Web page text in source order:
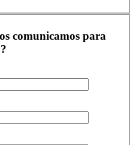
comunicamos para